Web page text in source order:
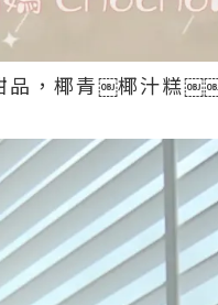
品，椰青￼椰汁糕